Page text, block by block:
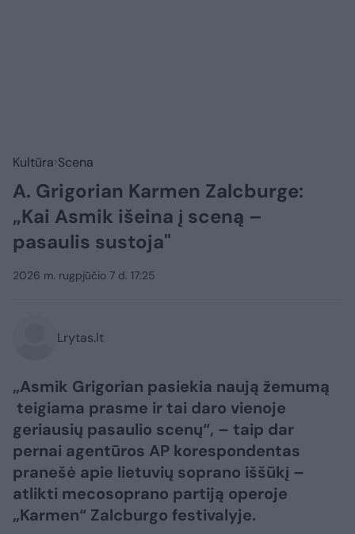
Kultūra Scena
A. Grigorian Karmen Zalcburge:
„Kai Asmik išeina į sceną –
pasaulis sustoja"
2026 m. rugpjūčio 7 d. 17:25
Lrytas.lt
„Asmik Grigorian pasiekia naują žemumą
teigiama prasme ir tai daro vienoje
geriausių pasaulio scenų“, – taip dar
pernai agentūros AP korespondentas
pranešė apie lietuvių soprano iššūkį –
atlikti mecosoprano partiją operoje
„Karmen“ Zalcburgo festivalyje.